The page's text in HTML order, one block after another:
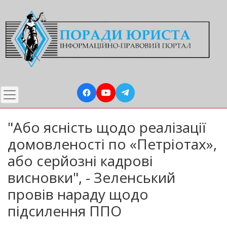
до
основного
вмісту
"Або ясність щодо реалізації
домовленості по «Петріотах»,
або серйозні кадрові
висновки", - Зеленський
провів нараду щодо
підсилення ППО